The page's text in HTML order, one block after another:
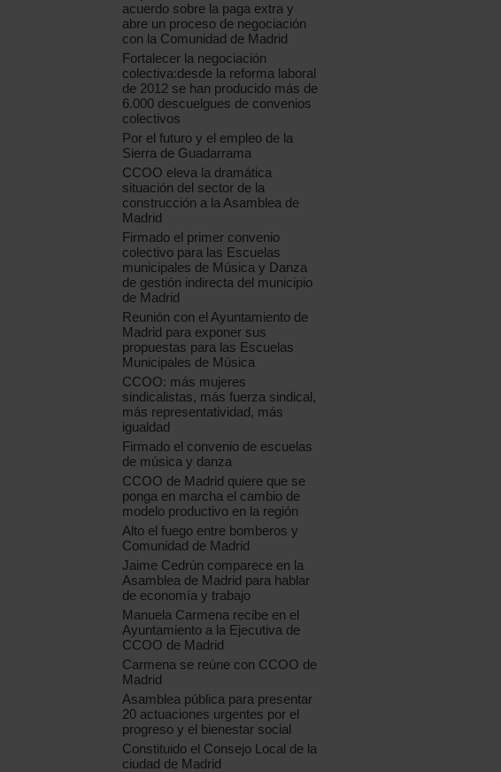
acuerdo sobre la paga extra y
abre un proceso de negociación
con la Comunidad de Madrid
Fortalecer la negociación
colectiva:desde la reforma laboral
de 2012 se han producido más de
6.000 descuelgues de convenios
colectivos
Por el futuro y el empleo de la
Sierra de Guadarrama
CCOO eleva la dramática
situación del sector de la
construcción a la Asamblea de
Madrid
Firmado el primer convenio
colectivo para las Escuelas
municipales de Música y Danza
de gestión indirecta del municipio
de Madrid
Reunión con el Ayuntamiento de
Madrid para exponer sus
propuestas para las Escuelas
Municipales de Música
CCOO: más mujeres
sindicalistas, más fuerza sindical,
más representatividad, más
igualdad
Firmado el convenio de escuelas
de música y danza
CCOO de Madrid quiere que se
ponga en marcha el cambio de
modelo productivo en la región
Alto el fuego entre bomberos y
Comunidad de Madrid
Jaime Cedrún comparece en la
Asamblea de Madrid para hablar
de economía y trabajo
Manuela Carmena recibe en el
Ayuntamiento a la Ejecutiva de
CCOO de Madrid
Carmena se reúne con CCOO de
Madrid
Asamblea pública para presentar
20 actuaciones urgentes por el
progreso y el bienestar social
Constituido el Consejo Local de la
ciudad de Madrid